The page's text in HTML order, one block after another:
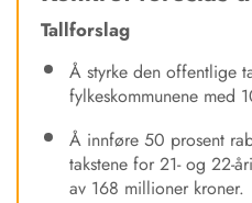
Tallforslag
Å styrke den offentlige
fylkeskommunene med
Å innføre 50 prosent
takstene for 21- og 22-
av 168 millioner kroner.